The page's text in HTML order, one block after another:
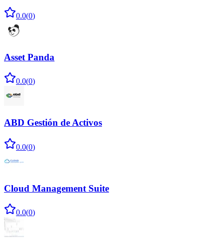
0.0(0)
Asset Panda
0.0(0)
ABD Gestión de Activos
0.0(0)
Cloud Management Suite
0.0(0)